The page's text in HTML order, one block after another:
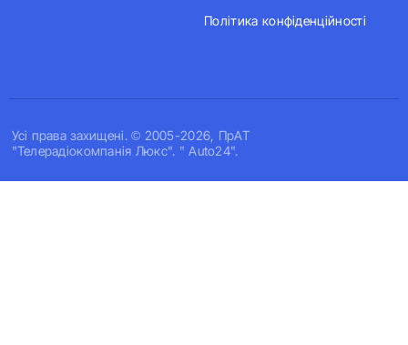
Усi права захищенi. © 2005-2026, ПрАТ
"Телерадіокомпанія Люкс". " Auto24".
Політика конфіденційності